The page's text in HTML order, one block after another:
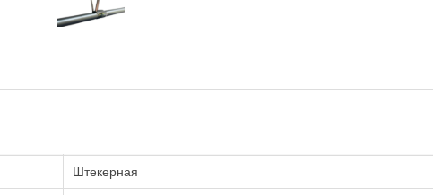
Штекерная